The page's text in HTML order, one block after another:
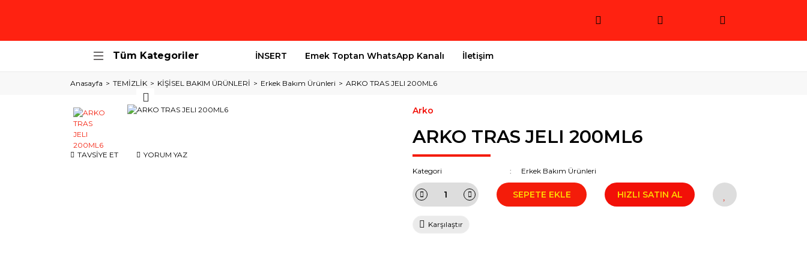
Tüm Kategoriler İNSERT Emek Toptan WhatsApp Kanalı İletişim
Anasayfa TEMİZLİK KİŞİSEL BAKIM ÜRÜNLERİ Erkek Bakım Ürünleri ARKO TRAS JELI 200ML6
TAVSİYE ET YORUM YAZ
Arko
ARKO TRAS JELI 200ML6
Kategori Erkek Bakım Ürünleri
SEPETE EKLE HIZLI SATIN AL
Karşılaştır